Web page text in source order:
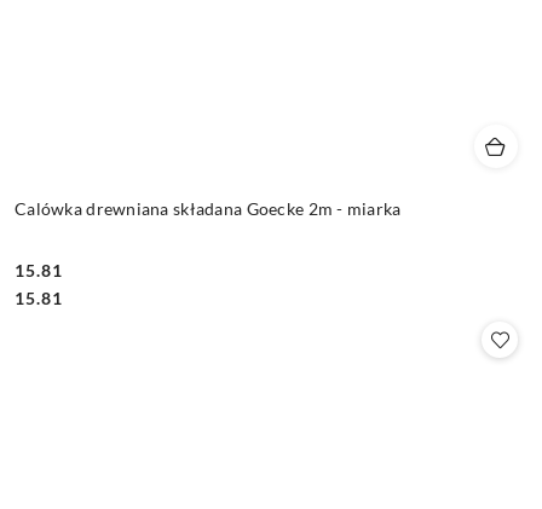
Calówka drewniana składana Goecke 2m - miarka
Cena:
15.81
Cena:
15.81